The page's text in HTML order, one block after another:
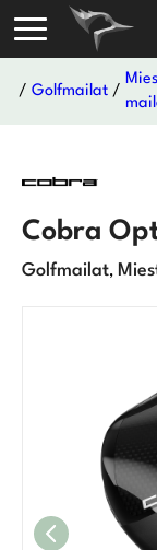
/Golfmailat /
Cobra
Golfmailat,